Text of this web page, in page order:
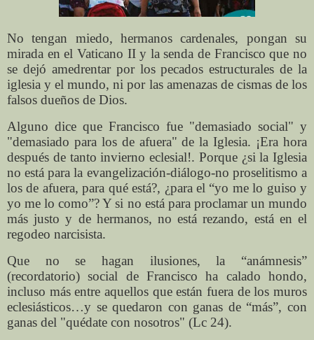
No tengan miedo, hermanos cardenales, pongan su
mirada en el Vaticano II y la senda de Francisco que no
se dejó amedrentar por los pecados estructurales de la
iglesia y el mundo, ni por las amenazas de cismas de los
falsos dueños de Dios.
Alguno dice que Francisco fue "demasiado social" y
"demasiado para los de afuera" de la Iglesia. ¡Era hora
después de tanto invierno eclesial!. Porque ¿si la Iglesia
no está para la evangelización-diálogo-no proselitismo a
los de afuera, para qué está?, ¿para el “yo me lo guiso y
yo me lo como”? Y si no está para proclamar un mundo
más justo y de hermanos, no está rezando, está en el
regodeo narcisista.
Que no se hagan ilusiones, la “anámnesis”
(recordatorio) social de Francisco ha calado hondo,
incluso más entre aquellos que están fuera de los muros
eclesiásticos…y se quedaron con ganas de “más”, con
ganas del "quédate con nosotros" (Lc 24).